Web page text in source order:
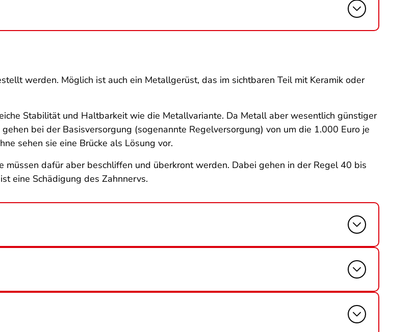
werden. Möglich ist auch ein Metallgerüst, das im sichtbaren Teil mit Keramik oder
Stabilität und Haltbarkeit wie die Metallvariante. Da Metall aber wesentlich günstiger
bei der Basisversorgung (sogenannte Regelversorgung) von um die 1.000 Euro je
sehen sie eine Brücke als Lösung vor.
müssen dafür aber beschliffen und überkront werden. Dabei gehen in der Regel 40 bis
eine Schädigung des Zahnnervs.